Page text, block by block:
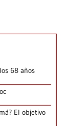
68 años
El objetivo